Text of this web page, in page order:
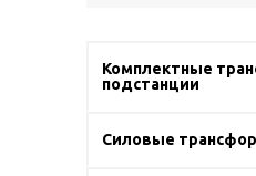
Комплектные
подстанции
Силовые